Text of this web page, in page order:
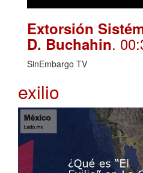
Extorsión
D. Buchahin.
SinEmbargo TV
exilio